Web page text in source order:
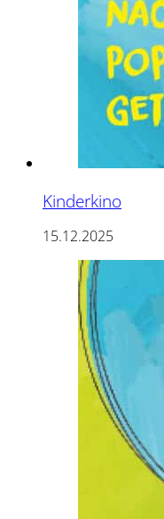
Kinderkino
15.12.2025